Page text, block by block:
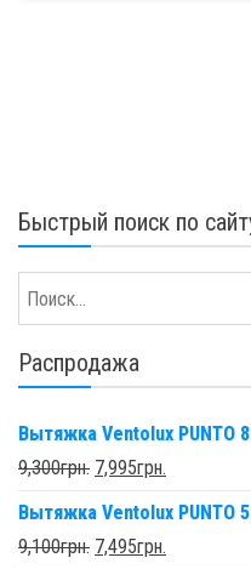
Быстрый поиск по
Распродажа
Вытяжка Ventolux PUNTO
9,300грн. 7,995грн.
Вытяжка Ventolux PUNTO
9,100грн. 7,495грн.